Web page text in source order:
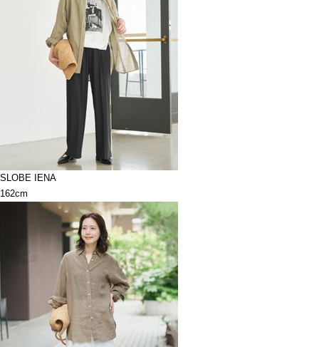
SLOBE IENA
162cm